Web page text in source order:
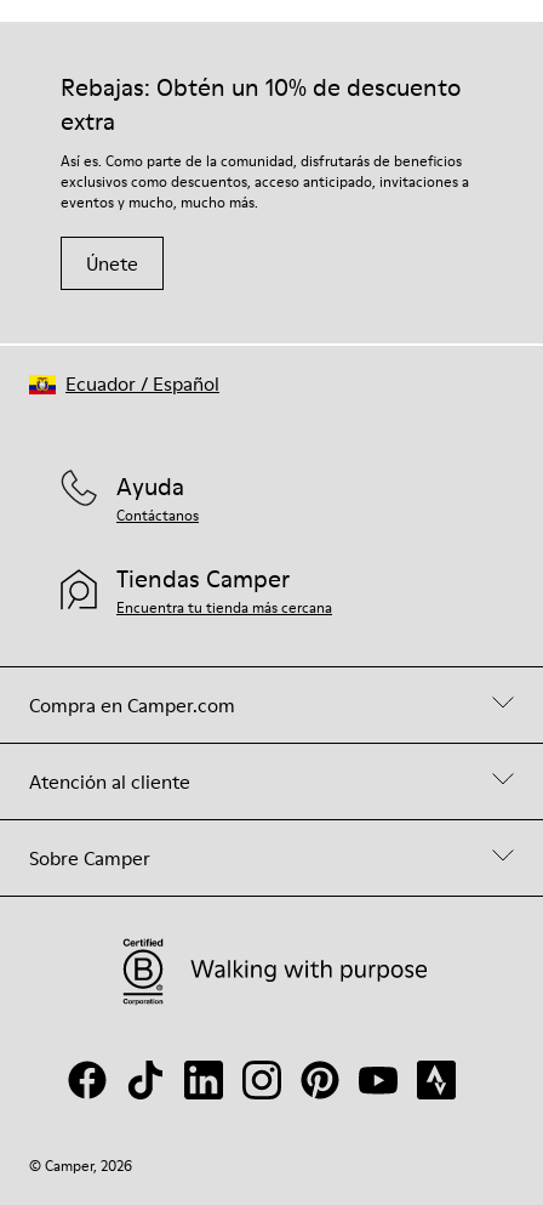
EVA
Forro87% piel 10% textil (84% poliéster reciclado - 16% látex)
Nuestros zapatos se han fabricado con materiales de primera
adecuados para el cuidado del calzado los protegerá y
garantizará que duren más tiempo.
Si deseas obtener información detallada sobre cómo cuidar de
tu par, visita nuestraGuía para el cuidado del calzado.
Rebajas: Obtén un 10% de descuento
extra
Así es. Como parte de la comunidad, disfrutarás de beneficios
exclusivos como descuentos, acceso anticipado, invitaciones a
eventos y mucho, mucho más.
Únete
Compra en Camper.com
Atención al cliente
Sobre Camper
Ayuda
Contáctanos
Tiendas Camper
Encuentra tu tienda más cercana
© Camper, 2026
Ecuador/ Español